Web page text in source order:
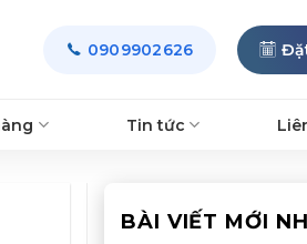
0909902626
Tin tức
BÀI VIẾT MỚI